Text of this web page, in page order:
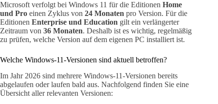
Microsoft verfolgt bei Windows 11 für die Editionen Home
und Pro einen Zyklus von 24 Monaten pro Version. Für die
Editionen Enterprise und Education gilt ein verlängerter
Zeitraum von 36 Monaten. Deshalb ist es wichtig, regelmäßig
zu prüfen, welche Version auf dem eigenen PC installiert ist.
Welche Windows-11-Versionen sind aktuell betroffen?
Im Jahr 2026 sind mehrere Windows-11-Versionen bereits
abgelaufen oder laufen bald aus. Nachfolgend finden Sie eine
Übersicht aller relevanten Versionen: